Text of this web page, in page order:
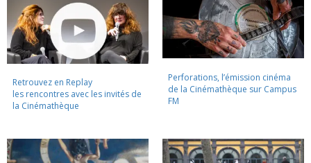
Retrouvez en Replay
les rencontres avec les invités de
la Cinémathèque
Perforations, l’émission cinéma
de la Cinémathèque sur Campus
FM